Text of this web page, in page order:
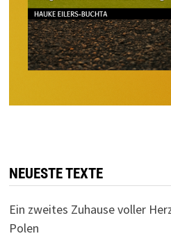
NEUESTE TEXTE
Ein zweites Zuhause voller
Polen